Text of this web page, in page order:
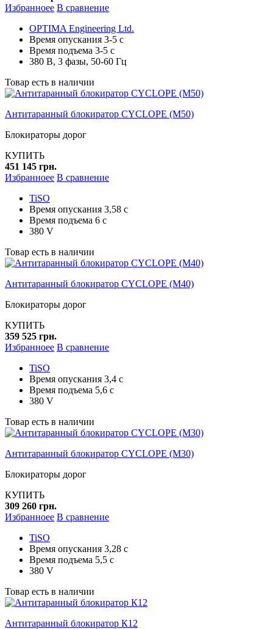
Избранноее В сравнение
OPTIMA Engineering Ltd.
Время опускания 3-5 с
Время подъема 3-5 с
380 В, 3 фазы, 50-60 Гц
Товар есть в наличии
Антитаранный блокиратор CYCLOPE (M50)
Блокираторы дорог
КУПИТЬ
451 145 грн.
Избранноее В сравнение
TiSO
Время опускания 3,58 с
Время подъема 6 с
380 V
Товар есть в наличии
Антитаранный блокиратор CYCLOPE (M40)
Блокираторы дорог
КУПИТЬ
359 525 грн.
Избранноее В сравнение
TiSO
Время опускания 3,4 с
Время подъема 5,6 с
380 V
Товар есть в наличии
Антитаранный блокиратор CYCLOPE (M30)
Блокираторы дорог
КУПИТЬ
309 260 грн.
Избранноее В сравнение
TiSO
Время опускания 3,28 с
Время подъема 5,5 с
380 V
Товар есть в наличии
Антитаранный блокиратор К12